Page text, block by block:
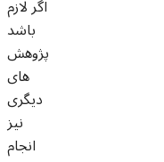
اگر لازم
باشد
پژوهش
های
دیگری
نیز
انجام